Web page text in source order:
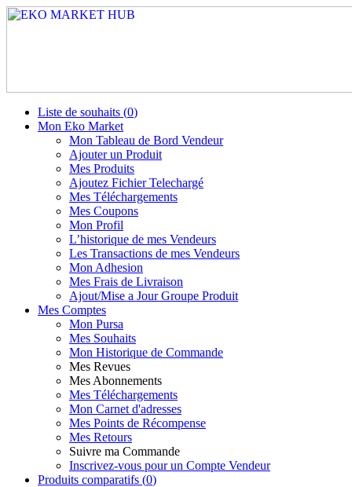
Liste de souhaits (0)
Mon Eko Market
Mon Tableau de Bord Vendeur
Ajouter un Produit
Mes Produits
Ajoutez Fichier Telechargé
Mes Téléchargements
Mes Coupons
Mon Profil
L’historique de mes Vendeurs
Les Transactions de mes Vendeurs
Mon Adhesion
Mes Frais de Livraison
Ajout/Mise a Jour Groupe Produit
Mes Comptes
Mon Pursa
Mes Souhaits
Mon Historique de Commande
Mes Revues
Mes Abonnements
Mes Téléchargements
Mon Carnet d'adresses
Mes Points de Récompense
Mes Retours
Suivre ma Commande
Inscrivez-vous pour un Compte Vendeur
Produits comparatifs (0)